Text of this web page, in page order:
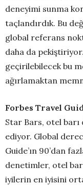
deneyimi sunma
taçlandırdık. Bu
global referans
daha da
geçirilebilecek bu
ağırlamaktan
Forbes Travel
Star Bars, otel
ediyor. Global
Guide’ın 90’dan
denetimler, otel
iyilerin en iyisini